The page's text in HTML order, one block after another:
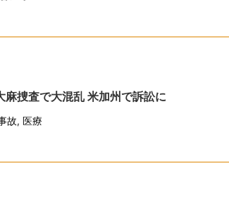
捜査で大混乱 米加州で訴訟に
故, 医療